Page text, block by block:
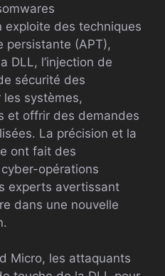
exploite des techniques
persistante (APT),
DLL, l’injection de
sécurité des
systèmes,
et offrir des demandes
La précision et la
ont fait des
opérations
experts avertissant
dans une nouvelle
Micro, les attaquants